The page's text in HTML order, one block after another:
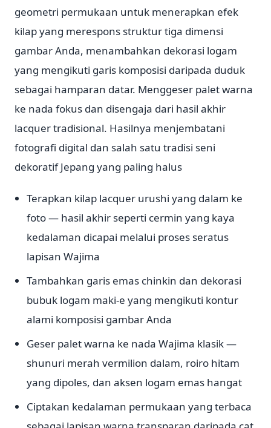
geometri permukaan untuk menerapkan efek
kilap yang merespons struktur tiga dimensi
gambar Anda, menambahkan dekorasi logam
yang mengikuti garis komposisi daripada duduk
sebagai hamparan datar. Menggeser palet warna
ke nada fokus dan disengaja dari hasil akhir
lacquer tradisional. Hasilnya menjembatani
fotografi digital dan salah satu tradisi seni
dekoratif Jepang yang paling halus
Terapkan kilap lacquer urushi yang dalam ke
foto — hasil akhir seperti cermin yang kaya
kedalaman dicapai melalui proses seratus
lapisan Wajima
Tambahkan garis emas chinkin dan dekorasi
bubuk logam maki-e yang mengikuti kontur
alami komposisi gambar Anda
Geser palet warna ke nada Wajima klasik —
shunuri merah vermilion dalam, roiro hitam
yang dipoles, dan aksen logam emas hangat
Ciptakan kedalaman permukaan yang terbaca